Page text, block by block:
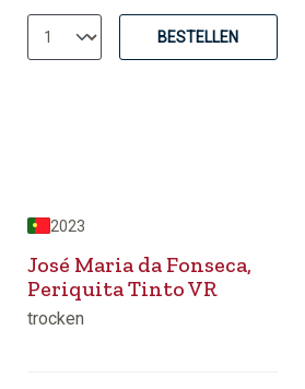
BESTELLEN
2023
José Maria da Fonseca,
Periquita Tinto VR
trocken